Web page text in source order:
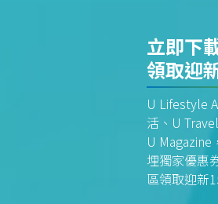
立即下
領取迎
U Lifestyle
活、U
U
埋獨家優惠
區領取迎新